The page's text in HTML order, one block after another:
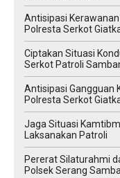
Antisipasi
Polresta Serkot
Ciptakan Situasi
Serkot Patroli
Antisipasi Gangguan
Polresta Serkot
Jaga Situasi
Laksanakan Patroli
Pererat Silaturahmi
Polsek Serang